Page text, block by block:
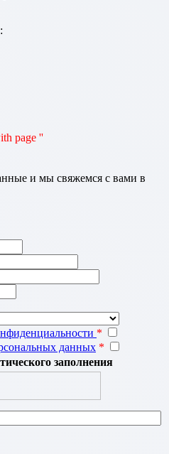
page ''
и мы свяжемся с вами в
*
данных *
заполнения